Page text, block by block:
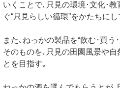
いくことで､只見の環境･文化･
ぐ“只見らしい循環”をかたちにし
また､ねっかの製品を“飲む･買う
そのものを､只見の田園風景や自
とを目指す｡